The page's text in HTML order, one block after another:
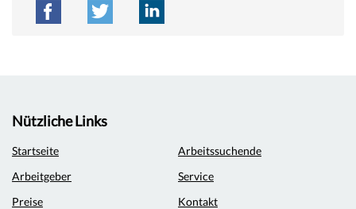
Nützliche Links
Startseite
Arbeitssuchende
Arbeitgeber
Service
Preise
Kontakt